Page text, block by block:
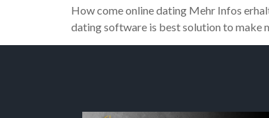
How come online dating Mehr Infos
dating software is best solution to make